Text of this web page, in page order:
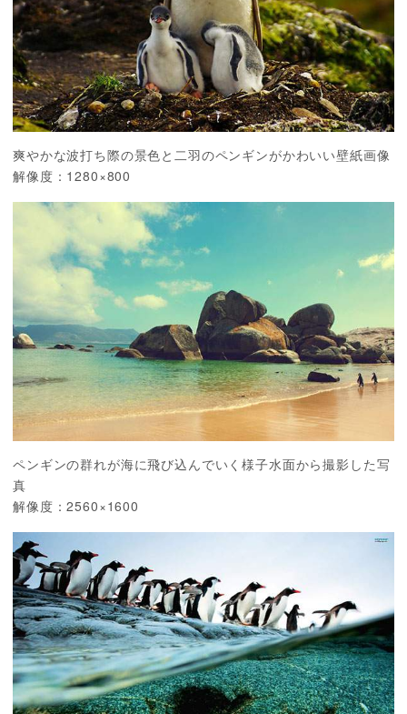
爽やかな波打ち際の景色と二羽のペンギンがかわいい壁紙画像
解像度：1280×800
ペンギンの群れが海に飛び込んでいく様子水面から撮影した写
真
解像度：2560×1600